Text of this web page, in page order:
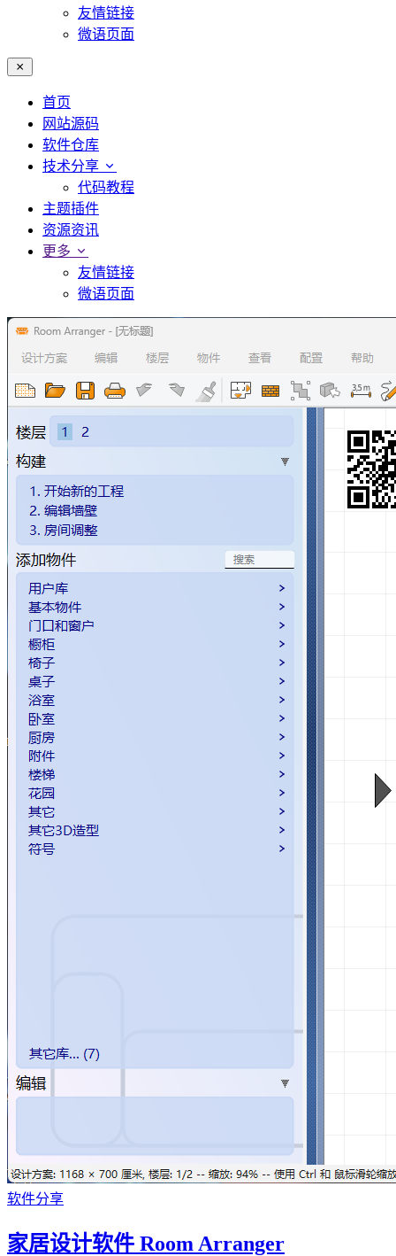
友情链接
微语页面
首页
网站源码
软件仓库
技术分享
代码教程
主题插件
资源资讯
更多
友情链接
微语页面
软件分享
家居设计软件 Room Arranger